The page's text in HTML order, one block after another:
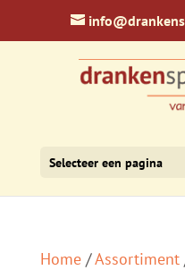
Selecteer een pagina
Home/Assortiment